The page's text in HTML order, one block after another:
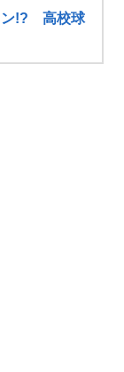
ン!? 高校球